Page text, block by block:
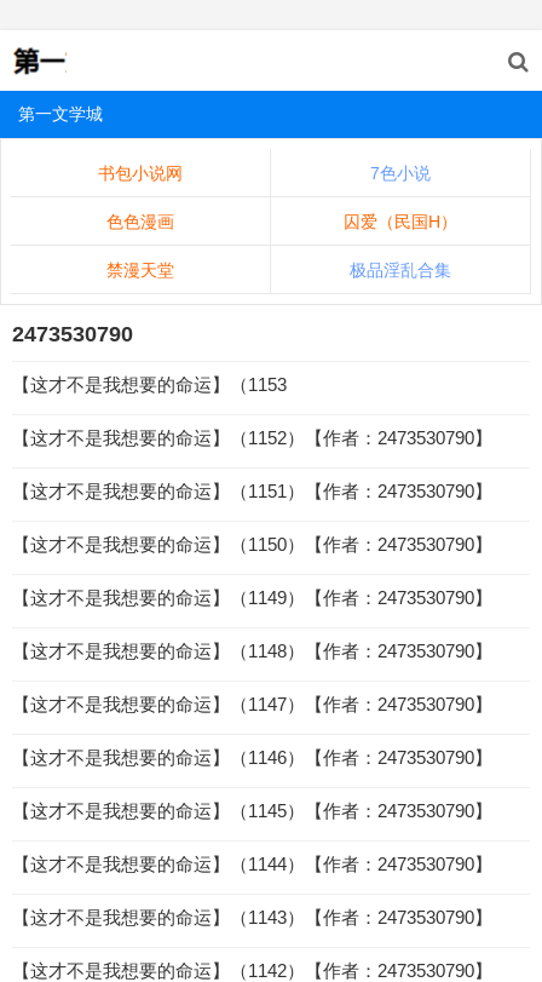
第一文学城
书包小说网 7色小说
色色漫画 囚爱（民国H）
禁漫天堂 极品淫乱合集
2473530790
【这才不是我想要的命运】（1153
【这才不是我想要的命运】（1152）【作者：2473530790】
【这才不是我想要的命运】（1151）【作者：2473530790】
【这才不是我想要的命运】（1150）【作者：2473530790】
【这才不是我想要的命运】（1149）【作者：2473530790】
【这才不是我想要的命运】（1148）【作者：2473530790】
【这才不是我想要的命运】（1147）【作者：2473530790】
【这才不是我想要的命运】（1146）【作者：2473530790】
【这才不是我想要的命运】（1145）【作者：2473530790】
【这才不是我想要的命运】（1144）【作者：2473530790】
【这才不是我想要的命运】（1143）【作者：2473530790】
【这才不是我想要的命运】（1142）【作者：2473530790】